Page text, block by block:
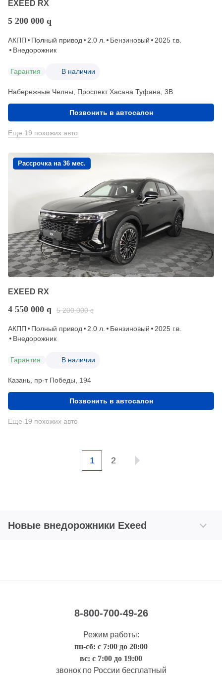
EXEED RX
5 200 000 q
АКПП Полный привод 2.0 л. Бензиновый
2025 г.в.
Внедорожник
Гарантия В наличии
Набережные Челны, Проспект Хасана Туфана, 3В
Позвонить в автосалон
Еще 19 похожих авто
Рассрочка на 36 мес.
EXEED RX
4 550 000 q 5 200 000 q
АКПП Полный привод 2.0 л. Бензиновый
2025 г.в.
Внедорожник
Гарантия В наличии
Казань, пр-т Победы, 194
Позвонить в автосалон
Еще 19 похожих авто
1 2
Новые внедорожники Exeed
8-800-700-49-26
Режим работы:
пн-сб: с 7:00 до 20:00
вс: с 7:00 до 19:00
звонок по России бесплатный